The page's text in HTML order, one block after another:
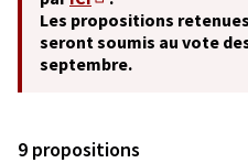
(S'ouvre dans un
Les propositions
seront soumis au vote
septembre.
9 propositions